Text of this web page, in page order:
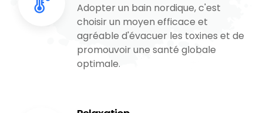
Adopter un bain nordique, c'est
choisir un moyen efficace et
agréable d'évacuer les toxines et de
promouvoir une santé globale
optimale.